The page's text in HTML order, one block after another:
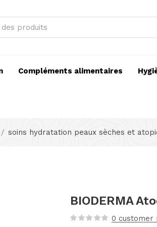
Compléments alimentaires
soins hydratation peaux sèches et
BIODERMA
0 customer